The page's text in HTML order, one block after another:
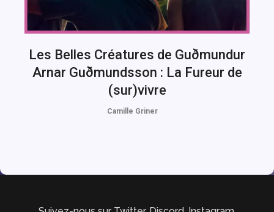
Les Belles Créatures de Guðmundur
Arnar Guðmundsson : La Fureur de
(sur)vivre
Camille Griner